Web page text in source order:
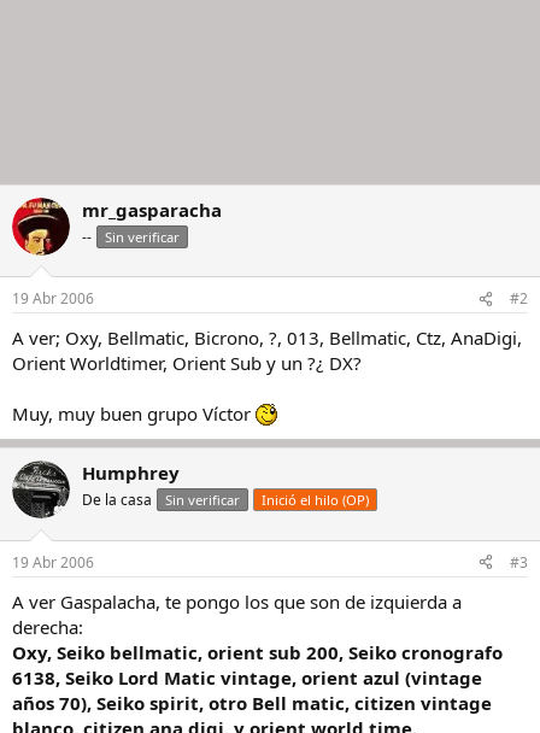
mr_gasparacha
-- Sin verificar
19 Abr 2006 #2
A ver; Oxy, Bellmatic, Bicrono, ?, 013, Bellmatic, Ctz, AnaDigi,
Orient Worldtimer, Orient Sub y un ?¿ DX?
Muy, muy buen grupo Víctor
Humphrey
De la casa Sin verificar Inició el hilo (OP)
19 Abr 2006 #3
A ver Gaspalacha, te pongo los que son de izquierda a
derecha:
Oxy, Seiko bellmatic, orient sub 200, Seiko cronografo
6138, Seiko Lord Matic vintage, orient azul (vintage
años 70), Seiko spirit, otro Bell matic, citizen vintage
blanco, citizen ana digi, y orient world time.